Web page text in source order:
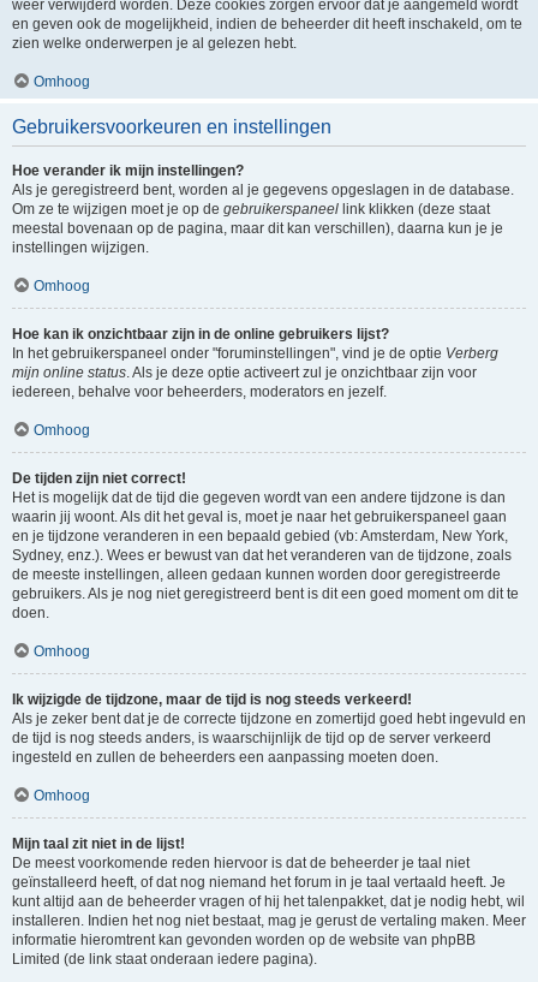
weer verwijderd worden. Deze cookies zorgen ervoor dat je aangemeld wordt
en geven ook de mogelijkheid, indien de beheerder dit heeft inschakeld, om te
zien welke onderwerpen je al gelezen hebt.
Omhoog
Gebruikersvoorkeuren en instellingen
Hoe verander ik mijn instellingen?
Als je geregistreerd bent, worden al je gegevens opgeslagen in de database.
Om ze te wijzigen moet je op de gebruikerspaneel link klikken (deze staat
meestal bovenaan op de pagina, maar dit kan verschillen), daarna kun je je
instellingen wijzigen.
Omhoog
Hoe kan ik onzichtbaar zijn in de online gebruikers lijst?
In het gebruikerspaneel onder "foruminstellingen", vind je de optie Verberg
mijn online status. Als je deze optie activeert zul je onzichtbaar zijn voor
iedereen, behalve voor beheerders, moderators en jezelf.
Omhoog
De tijden zijn niet correct!
Het is mogelijk dat de tijd die gegeven wordt van een andere tijdzone is dan
waarin jij woont. Als dit het geval is, moet je naar het gebruikerspaneel gaan
en je tijdzone veranderen in een bepaald gebied (vb: Amsterdam, New York,
Sydney, enz.). Wees er bewust van dat het veranderen van de tijdzone, zoals
de meeste instellingen, alleen gedaan kunnen worden door geregistreerde
gebruikers. Als je nog niet geregistreerd bent is dit een goed moment om dit te
doen.
Omhoog
Ik wijzigde de tijdzone, maar de tijd is nog steeds verkeerd!
Als je zeker bent dat je de correcte tijdzone en zomertijd goed hebt ingevuld en
de tijd is nog steeds anders, is waarschijnlijk de tijd op de server verkeerd
ingesteld en zullen de beheerders een aanpassing moeten doen.
Omhoog
Mijn taal zit niet in de lijst!
De meest voorkomende reden hiervoor is dat de beheerder je taal niet
geïnstalleerd heeft, of dat nog niemand het forum in je taal vertaald heeft. Je
kunt altijd aan de beheerder vragen of hij het talenpakket, dat je nodig hebt, wil
installeren. Indien het nog niet bestaat, mag je gerust de vertaling maken. Meer
informatie hieromtrent kan gevonden worden op de website van phpBB
Limited (de link staat onderaan iedere pagina).